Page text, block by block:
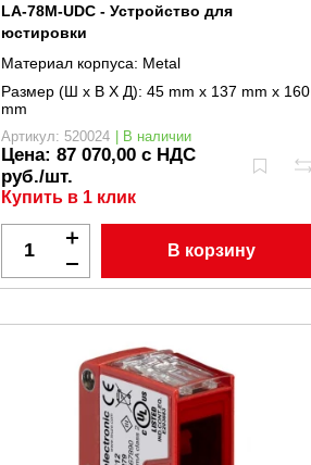
LA-78M-UDC - Устройство для
юстировки
Материал корпуса: Metal
Размер (Ш x В X Д): 45 mm x 137 mm x 160
mm
Артикул: 520024 | В наличии
Цена: 87 070,00 с НДС
руб./шт.
Купить в 1 клик
В корзину